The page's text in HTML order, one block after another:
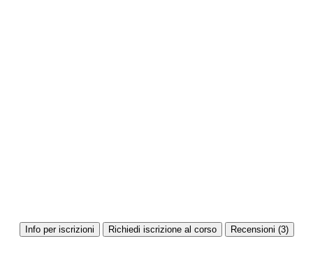
Info per iscrizioni Richiedi iscrizione al corso Recensioni (3)